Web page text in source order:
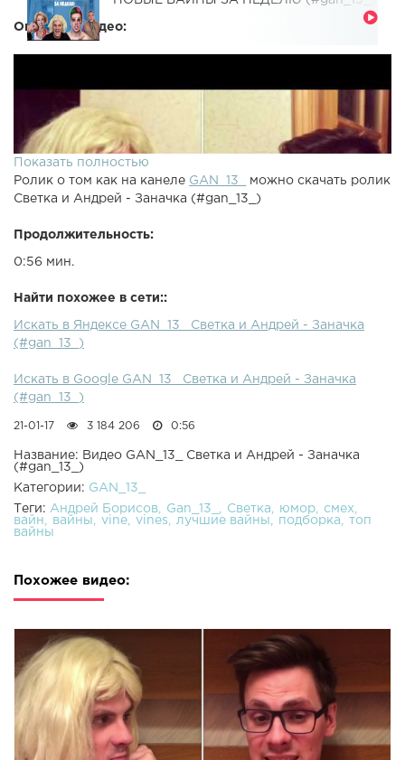
Описание видео:
Показать полностью
Ролик о том как на канеле GAN_13_
можно скачать ролик
Светка и Андрей - Заначка (#gan_13_)
Продолжительность:
0:56 мин.
Найти похожее в сети::
Искать в Яндексе GAN_13_ Светка и Андрей - Заначка
(#gan_13_)
Искать в Google GAN_13_ Светка и Андрей - Заначка
(#gan_13_)
21-01-17 3 184 206 0:56
Название: Видео GAN_13_ Светка и Андрей - Заначка
(#gan_13_)
Категории: GAN_13_
Теги: Андрей Борисов Gan_13_ Светка юмор
смех
вайн
вайны vine vines лучшие вайны подборка
топ
вайны
Похожее видео: